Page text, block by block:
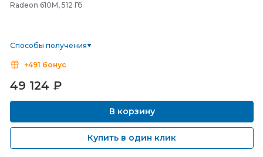
Radeon 610M, 512 Гб
Способы получения
+491 бонус
49 124 ₽
В корзину
Купить в один клик